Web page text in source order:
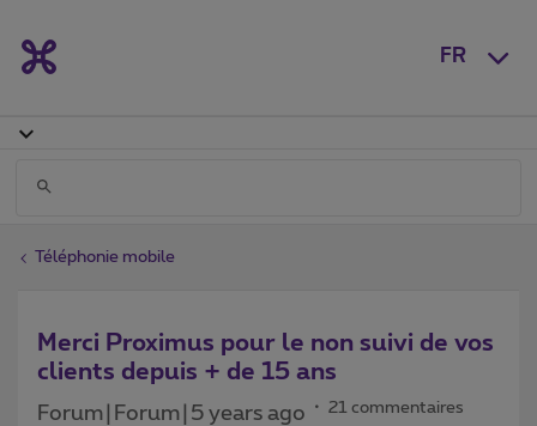
FR
Téléphonie mobile
Merci Proximus pour le non suivi de vos
clients depuis + de 15 ans
Forum|Forum|5 years ago 21 commentaires